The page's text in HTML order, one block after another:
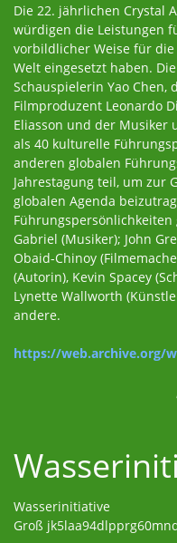
Die 22. jährlichen Crystal
würdigen die Leistungen
vorbildlicher Weise für
Welt eingesetzt haben.
Schauspielerin Yao Chen,
Filmproduzent Leonardo
Eliasson und der Musiker
als 40 kulturelle
anderen globalen
Jahrestagung teil, um zur
globalen Agenda
Führungspersönlichkeiten
Gabriel (Musiker); John
Obaid-Chinoy
(Autorin), Kevin Spacey
Lynette Wallworth
andere.
https://web.archive.org/
Wasserinitiative
Groß